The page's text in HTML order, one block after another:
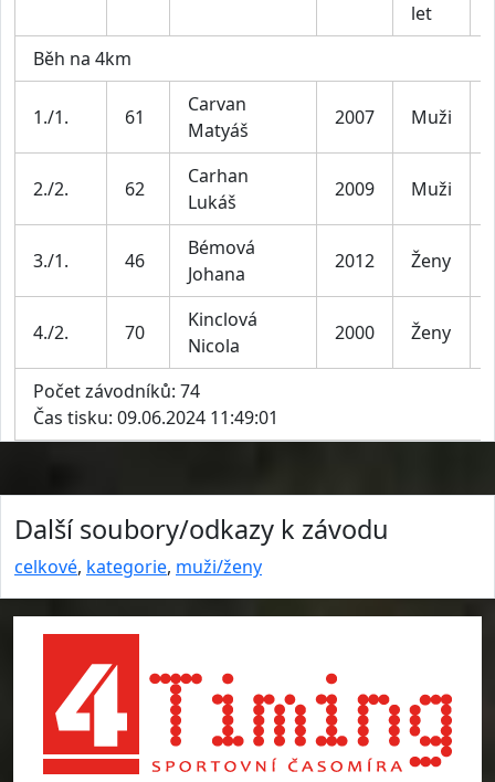
let
Běh na 4km
1./1. 61
Carvan
Matyáš
2007 Muži
2./2. 62
Carhan
Lukáš
2009 Muži
3./1. 46
Bémová
Johana
2012 Ženy
4./2. 70
Kinclová
Nicola
2000 Ženy
Počet závodníků: 74
Čas tisku: 09.06.2024 11:49:01
Další soubory/odkazy k závodu
celkové, kategorie, muži/ženy